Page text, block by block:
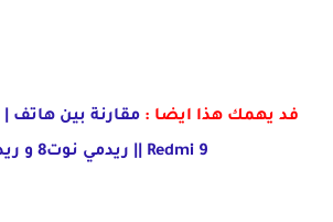
فد يهمك هذا ايضا :
Redmi 9 || ريدمي نوت8 و ريدمي9